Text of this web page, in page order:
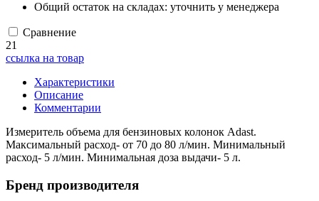
Общий остаток на складах: уточнить у менеджера
Сравнение
21
ссылка на товар
Характеристики
Описание
Комментарии
Измеритель объема для бензиновых колонок Adast.
Максимальный расход- от 70 до 80 л/мин. Минимальный
расход- 5 л/мин. Минимальная доза выдачи- 5 л.
Бренд производителя